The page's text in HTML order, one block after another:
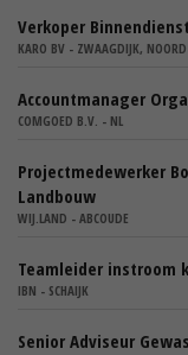
Verkoper
KARO BV - ZWAAGDIJK,
Accountmanager
COMGOED B.V. - NL
Projectmedewerker
Landbouw
WIJ.LAND - ABCOUDE
Teamleider instroom
IBN - SCHAIJK
Senior Adviseur